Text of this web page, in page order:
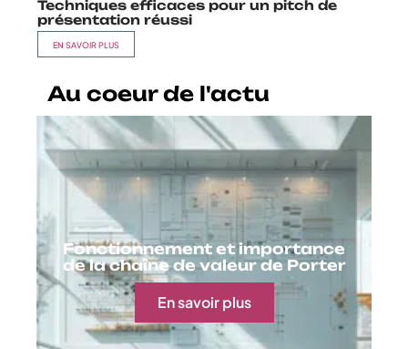
Techniques efficaces pour un pitch de
présentation réussi
EN SAVOIR PLUS
Au coeur de l'actu
Fonctionnement et importance
de la chaîne de valeur de Porter
En savoir plus